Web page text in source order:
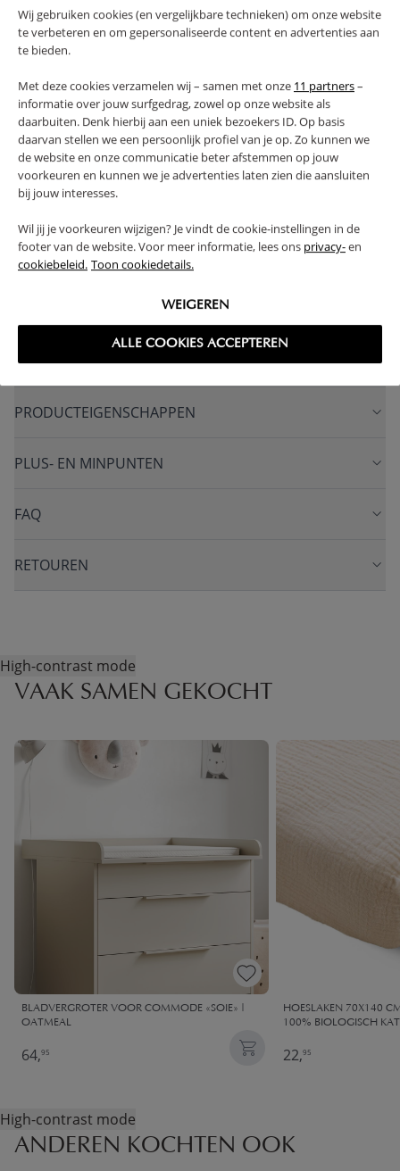
Wij gebruiken cookies (en vergelijkbare technieken) om onze website
te verbeteren en om gepersonaliseerde content en advertenties aan
te bieden.
Met deze cookies verzamelen wij – samen met onze 11 partners–
informatie over jouw surfgedrag, zowel op onze website als
daarbuiten. Denk hierbij aan een uniek bezoekers ID. Op basis
daarvan stellen we een persoonlijk profiel van je op. Zo kunnen we
de website en onze communicatie beter afstemmen op jouw
voorkeuren en kunnen we je advertenties laten zien die aansluiten
bij jouw interesses.
Wil jij je voorkeuren wijzigen? Je vindt de cookie-instellingen in de
footer van de website. Voor meer informatie, lees ons privacy-en
cookiebeleid. Toon cookiedetails.
WEIGEREN
ALLE COOKIES ACCEPTEREN
collectie of bestel eencomplete «SOIE» babykamer
meubelset.
Profiteer van extra voordeel! Dit product is ook
verkrijgbaar als eencomplete babykamerset,
waardoor je in één keer alles hebt én geniet van extra
korting. Shop de set en bespaar!
Dit product staat opgesteld in onze concept store.
VOLDOET AAN EN-VEILIGHEIDSNORM
VERVAARDIGD IN EUROPA
SOLIDE CONSTRUCTIE
WAARSCHUWING
PRODUCTEIGENSCHAPPEN
PLUS- EN MINPUNTEN
FAQ
RETOUREN
High-contrast mode
VAAK SAMEN GEKOCHT
BLADVERGROTER VOOR COMMODE «SOIE» |
OATMEAL
64,95
HOESLAKEN 70X140
100% BIOLOGISCH
22,95
High-contrast mode
ANDEREN KOCHTEN OOK